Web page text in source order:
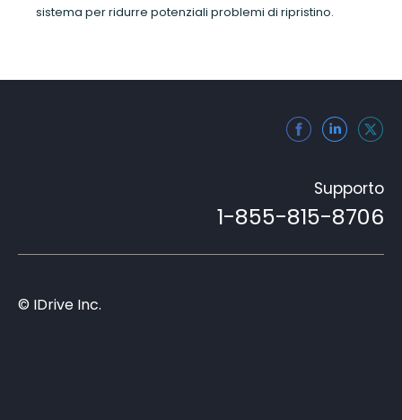
sistema per ridurre potenziali problemi di ripristino.
Supporto
1-855-815-8706
© IDrive Inc.